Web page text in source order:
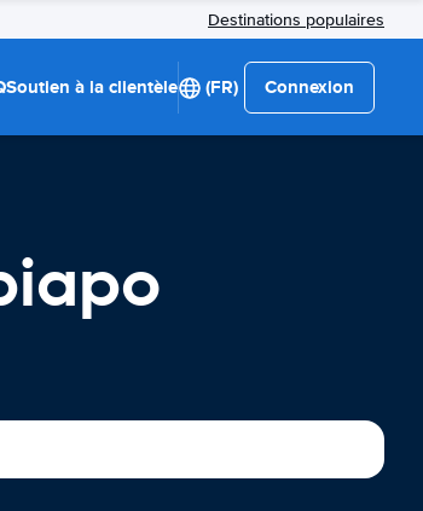
Destinations populaires
Soutien à la clientèle (FR) Connexion